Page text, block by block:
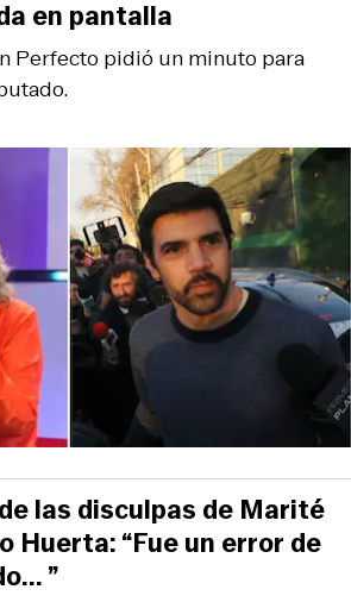
Perfecto pidió un minuto para
en pantalla
las disculpas de Marité
Huerta: “Fue un error de
”